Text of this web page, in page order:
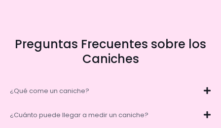
Preguntas Frecuentes sobre los
Caniches
¿Qué come un caniche?
¿Cuánto puede llegar a medir un caniche?